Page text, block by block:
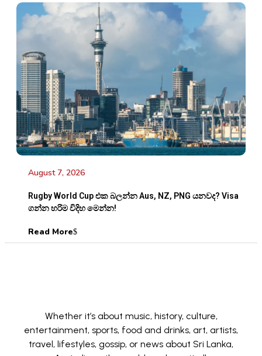
August 7, 2026
Rugby World Cup එක බලන්න Aus, NZ, PNG යනවද? Visa
ගන්න හරිම විදිහ මෙන්න!
Read More
Whether it’s about music, history, culture,
entertainment, sports, food and drinks, art, artists,
travel, lifestyles, gossip, or news about Sri Lanka,